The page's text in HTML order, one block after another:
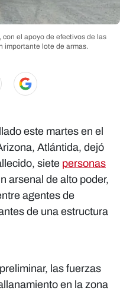
el apoyo de efectivos de las
importante lote de armas.
este martes en el
Atlántida, dejó
siete personas
arsenal de alto poder,
agentes de
de una estructura
las fuerzas
en la zona